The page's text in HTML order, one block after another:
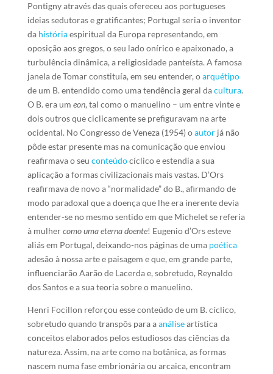
Pontigny através das quais ofereceu aos portugueses
ideias sedutoras e gratificantes; Portugal seria o inventor
da históriaespiritual da Europa representando, em
oposição aos gregos, o seu lado onírico e apaixonado, a
turbulência dinâmica, a religiosidade panteísta. A famosa
janela de Tomar constituía, em seu entender, oarquétipo
de um B. entendido como uma tendência geral dacultura.
O B. era um eon, tal como o manuelino – um entre vinte e
dois outros que ciclicamente se prefiguravam na arte
ocidental. No Congresso de Veneza (1954) oautorjá não
pôde estar presente mas na comunicação que enviou
reafirmava o seu conteúdocíclico e estendia a sua
aplicação a formas civilizacionais mais vastas. D’Ors
reafirmava de novo a “normalidade” do B., afirmando de
modo paradoxal que a doença que lhe era inerente devia
entender-se no mesmo sentido em que Michelet se referia
à mulhercomo uma eterna doente! Eugenio d’Ors esteve
aliás em Portugal, deixando-nos páginas de uma poética
adesão à nossa arte e paisagem e que, em grande parte,
influenciarão Aarão de Lacerda e, sobretudo, Reynaldo
dos Santos e a sua teoria sobre o manuelino.
Henri Focillon reforçou esse conteúdo de um B. cíclico,
sobretudo quando transpôs para aanáliseartística
conceitos elaborados pelos estudiosos das ciências da
natureza. Assim, na arte como na botânica, as formas
nascem numa fase embrionária ou arcaica, encontram